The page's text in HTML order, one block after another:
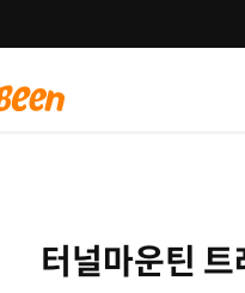
터널마운틴